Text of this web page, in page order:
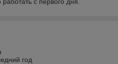
год